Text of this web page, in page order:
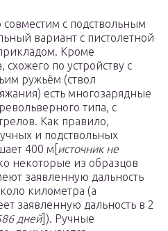
совместим с подствольным
вариант с пистолетной
Кроме
по устройству с
ружьём (ствол
есть многозарядные
типа, с
Как правило,
и подствольных
400 м[ источник не
некоторые из образцов
заявленную дальность
километра (а
заявленную дальность в 2
дней]). Ручные